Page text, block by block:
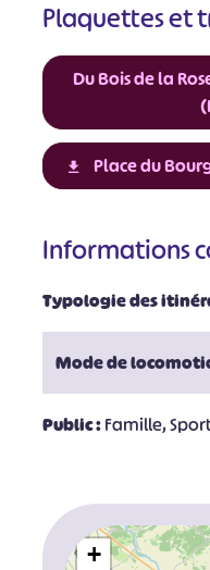
Plaquettes et
Du Bois de la
Place du
Informations
Typologie des
Mode de
Public :Famille,
+